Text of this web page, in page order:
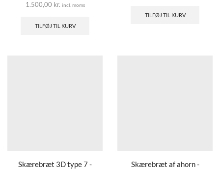
1.500,00 kr. incl. moms
TILFØJ TIL KURV
TILFØJ TIL KURV
Skærebræt 3D type 7 -
Skærebræt af ahorn -